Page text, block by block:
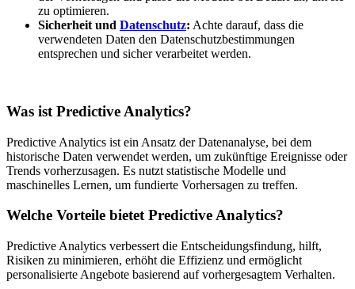
zu optimieren.
Sicherheit und Datenschutz: Achte darauf, dass die
verwendeten Daten den Datenschutzbestimmungen
entsprechen und sicher verarbeitet werden.
Was ist Predictive Analytics?
Predictive Analytics ist ein Ansatz der Datenanalyse, bei dem
historische Daten verwendet werden, um zukünftige Ereignisse oder
Trends vorherzusagen. Es nutzt statistische Modelle und
maschinelles Lernen, um fundierte Vorhersagen zu treffen.
Welche Vorteile bietet Predictive Analytics?
Predictive Analytics verbessert die Entscheidungsfindung, hilft,
Risiken zu minimieren, erhöht die Effizienz und ermöglicht
personalisierte Angebote basierend auf vorhergesagtem Verhalten.